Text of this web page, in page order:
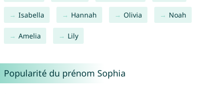
Isabella Hannah Olivia Noah
Amelia Lily
Popularité du prénom Sophia